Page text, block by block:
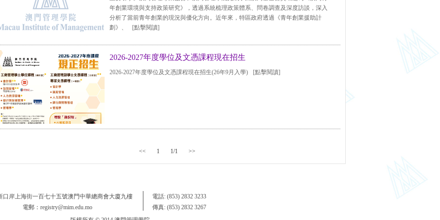
年創業環境與支持政策研究》，透過系統梳理政策體系、問卷調查及深度訪談，深入
分析了當前青年創業的現況與優化方向。近年來，特區政府透過《青年創業援助計
劃》、
[點擊閱讀]
2026-2027年度學位及文憑課程現在招生
2026-2027年度學位及文憑課程現在招生(26年9月入學) [點擊閱讀]
<< 1 1/1 >>
口岸上海街一百七十五號澳門中華總商會大廈九樓
電郵：registry@mim.edu.mo
電話: (853) 2832 3233
傳真: (853) 2832 3267